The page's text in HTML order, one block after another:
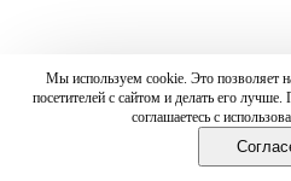
Мы используем cookie. Это позволяет
посетителей с сайтом и делать его
соглашаетесь с